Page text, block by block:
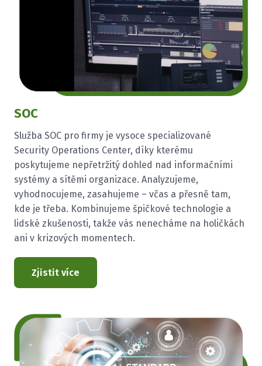
SOC
Služba SOC pro firmy je vysoce specializované
Security Operations Center, díky kterému
poskytujeme nepřetržitý dohled nad informačními
systémy a sítěmi organizace. Analyzujeme,
vyhodnocujeme, zasahujeme – včas a přesně tam,
kde je třeba. Kombinujeme špičkové technologie a
lidské zkušenosti, takže vás nenecháme na holičkách
ani v krizových momentech.
Zjistit více